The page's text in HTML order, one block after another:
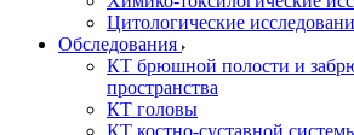
Цитологические
Обследования
КТ брюшной полости и
пространства
КТ головы
КТ костно-суставной